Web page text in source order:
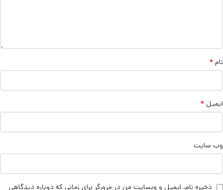
نام *
ایمیل *
وب‌ سایت
ذخیره نام، ایمیل و وبسایت من در مرورگر برای زمانی که دوباره دیدگاهی